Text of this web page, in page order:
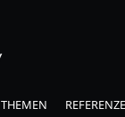
THEMEN